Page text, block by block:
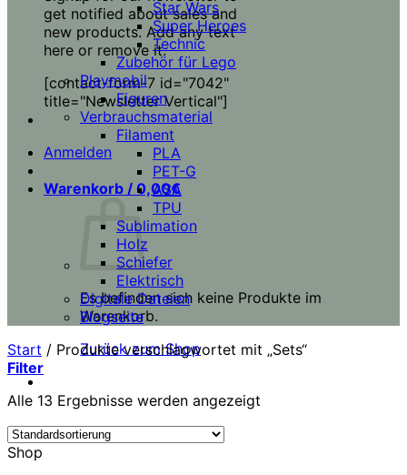
get notified about sales and
new products. Add any text
here or remove it.
[contact-form-7 id="7042"
title="Newsletter Vertical"]
Anmelden
Warenkorb / 0,00€
Es befinden sich keine Produkte im
Warenkorb.
Zurück zum Shop
Star Wars
Super Heroes
Technic
Zubehör für Lego
Playmobil
Figuren
Verbrauchsmaterial
Filament
PLA
PET-G
ASA
TPU
Sublimation
Holz
Schiefer
Elektrisch
Digitale Dateien
Blogseite
Start / Produkte verschlagwortet mit „Sets“
Filter
Alle 13 Ergebnisse werden angezeigt
Shop